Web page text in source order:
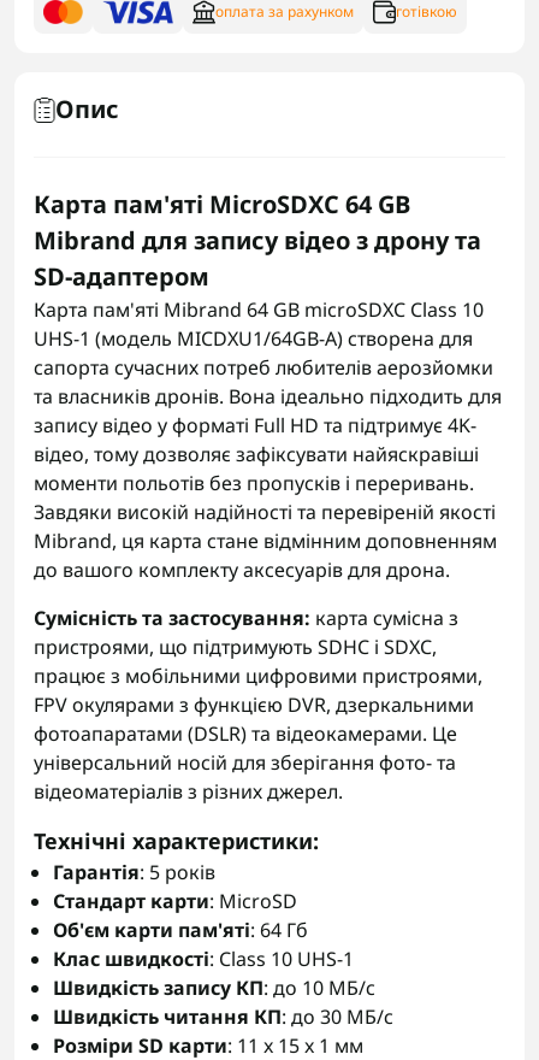
оплата за рахунком готівкою
Опис
Карта пам'яті MicroSDXC 64 GB
Mibrand для запису відео з дрону та
SD-адаптером
Карта пам'яті Mibrand 64 GB microSDXC Class 10
UHS-1 (модель MICDXU1/64GB-A) створена для
сапорта сучасних потреб любителів аерозйомки
та власників дронів. Вона ідеально підходить для
запису відео у форматі Full HD та підтримує 4K-
відео, тому дозволяє зафіксувати найяскравіші
моменти польотів без пропусків і переривань.
Завдяки високій надійності та перевіреній якості
Mibrand, ця карта стане відмінним доповненням
до вашого комплекту аксесуарів для дрона.
Сумісність та застосування: карта сумісна з
пристроями, що підтримують SDHC і SDXC,
працює з мобільними цифровими пристроями,
FPV окулярами з функцією DVR, дзеркальними
фотоапаратами (DSLR) та відеокамерами. Це
універсальний носій для зберігання фото- та
відеоматеріалів з різних джерел.
Технічні характеристики:
Гарантія: 5 років
Стандарт карти: MicroSD
Об'єм карти пам'яті: 64 Гб
Клас швидкості: Class 10 UHS-1
Швидкість запису КП: до 10 МБ/с
Швидкість читання КП: до 30 МБ/с
Розміри SD карти: 11 x 15 x 1 мм